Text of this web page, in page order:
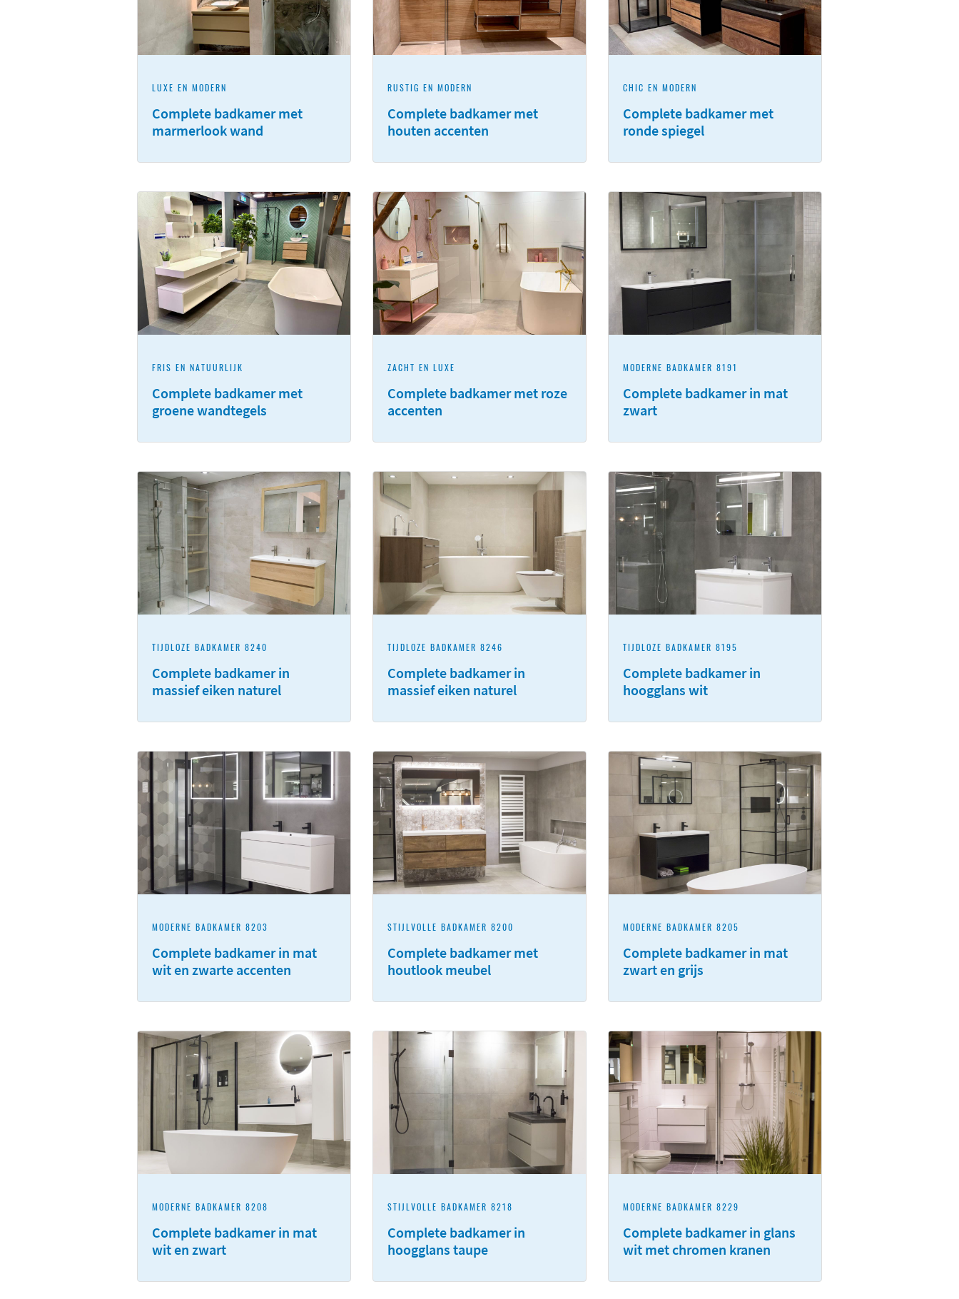
LUXE EN MODERN
Complete badkamer met
marmerlook wand
RUSTIG EN MODERN
Complete badkamer met
houten accenten
CHIC EN MODERN
Complete badkamer met
ronde spiegel
FRIS EN NATUURLIJK
Complete badkamer met
groene wandtegels
ZACHT EN LUXE
Complete badkamer met roze
accenten
MODERNE BADKAMER 8191
Complete badkamer in mat
zwart
TIJDLOZE BADKAMER 8240
Complete badkamer in
massief eiken naturel
TIJDLOZE BADKAMER 8246
Complete badkamer in
massief eiken naturel
TIJDLOZE BADKAMER 8195
Complete badkamer in
hoogglans wit
MODERNE BADKAMER 8203
Complete badkamer in mat
wit en zwarte accenten
STIJLVOLLE BADKAMER 8200
Complete badkamer met
houtlook meubel
MODERNE BADKAMER 8205
Complete badkamer in mat
zwart en grijs
MODERNE BADKAMER 8208
Complete badkamer in mat
wit en zwart
STIJLVOLLE BADKAMER 8218
Complete badkamer in
hoogglans taupe
MODERNE BADKAMER 8229
Complete badkamer in glans
wit met chromen kranen